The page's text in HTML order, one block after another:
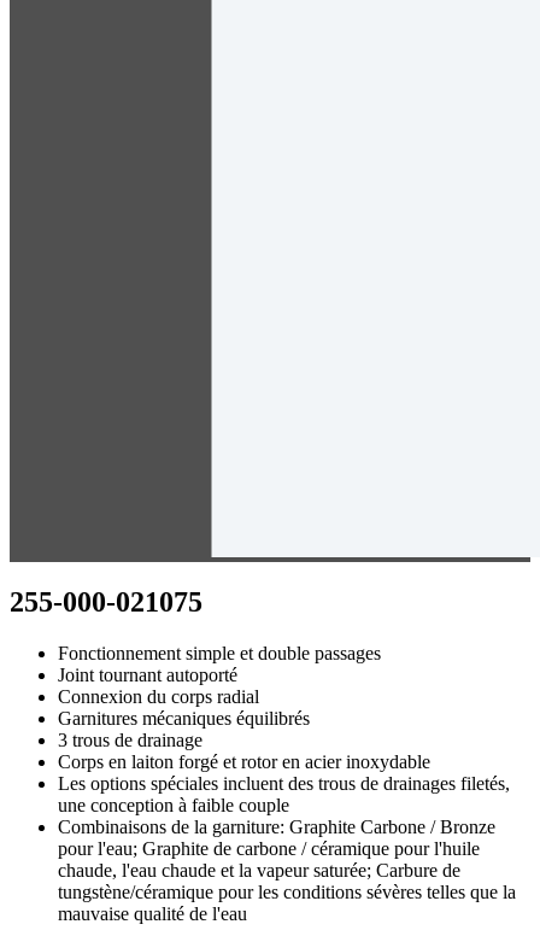
255-000-021075
Fonctionnement simple et double passages
Joint tournant autoporté
Connexion du corps radial
Garnitures mécaniques équilibrés
3 trous de drainage
Corps en laiton forgé et rotor en acier inoxydable
Les options spéciales incluent des trous de drainages filetés,
une conception à faible couple
Combinaisons de la garniture: Graphite Carbone / Bronze
pour l'eau; Graphite de carbone / céramique pour l'huile
chaude, l'eau chaude et la vapeur saturée; Carbure de
tungstène/céramique pour les conditions sévères telles que la
mauvaise qualité de l'eau